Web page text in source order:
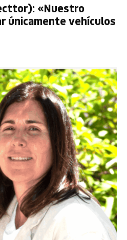
«Nuestro
únicamente vehículos